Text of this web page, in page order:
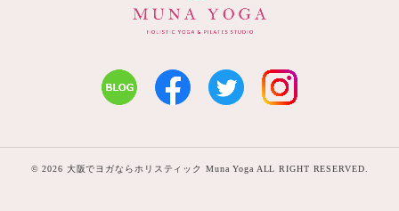
© 2026 大阪でヨガならホリスティック Muna Yoga ALL RIGHT RESERVED.